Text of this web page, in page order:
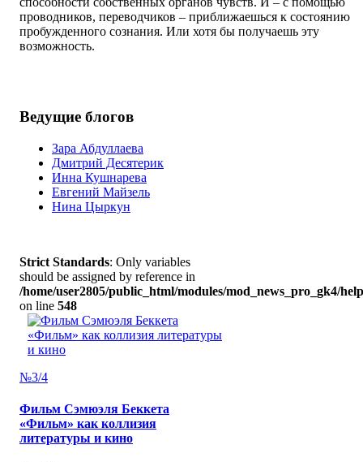
проводников, переводчиков – приближаешься к состоянию
пробужденного сознания. Или хотя бы получаешь эту
возможность.
Ведущие блогов
Зара Абдуллаева
Дмитрий Десятерик
Инна Кушнарева
Евгений Майзель
Нина Цыркун
Strict Standards: Only variables
should be assigned by reference in
/home/user2805/public_html/modules/mod_news_pro_gk4/
on line 548
№3/4
Фильм Сэмюэля Беккета
«Фильм» как коллизия
литературы и кино